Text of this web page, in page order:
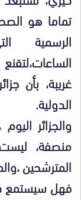
تماما هو
الرسمية
غريبة، بأن
الدولية.
والجزائر
منصفة،
المترشحين
فهل سيستمع